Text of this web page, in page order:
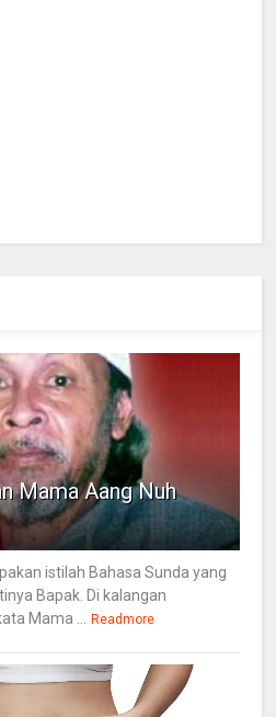
Mama Aang Nuh
istilah Bahasa Sunda yang
Bapak. Di kalangan
Mama ... Readmore